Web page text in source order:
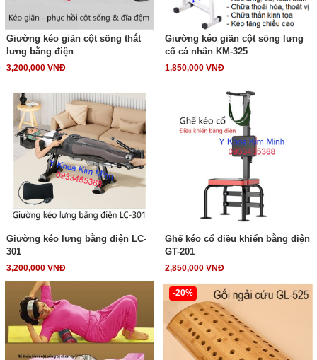
Giường kéo giãn cột sống thắt
lưng bằng điện
3,200,000 VNĐ
Giường kéo giãn cột sống lưng
cổ cá nhân KM-325
1,850,000 VNĐ
Giường kéo lưng bằng điện LC-
301
3,200,000 VNĐ
Ghế kéo cổ điều khiển bằng điện
GT-201
2,850,000 VNĐ
-20%